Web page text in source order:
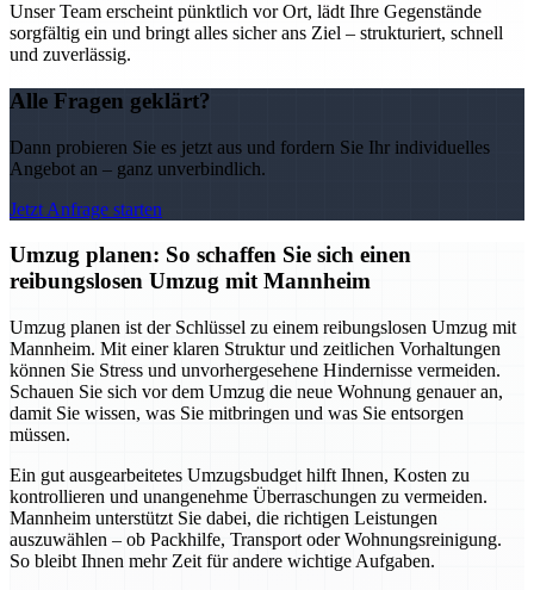
Unser Team erscheint pünktlich vor Ort, lädt Ihre Gegenstände
sorgfältig ein und bringt alles sicher ans Ziel – strukturiert, schnell
und zuverlässig.
Alle Fragen geklärt?
Dann probieren Sie es jetzt aus und fordern Sie Ihr individuelles
Angebot an – ganz unverbindlich.
Jetzt Anfrage starten
Umzug planen: So schaffen Sie sich einen
reibungslosen Umzug mit Mannheim
Umzug planen ist der Schlüssel zu einem reibungslosen Umzug mit
Mannheim. Mit einer klaren Struktur und zeitlichen Vorhaltungen
können Sie Stress und unvorhergesehene Hindernisse vermeiden.
Schauen Sie sich vor dem Umzug die neue Wohnung genauer an,
damit Sie wissen, was Sie mitbringen und was Sie entsorgen
müssen.
Ein gut ausgearbeitetes Umzugsbudget hilft Ihnen, Kosten zu
kontrollieren und unangenehme Überraschungen zu vermeiden.
Mannheim unterstützt Sie dabei, die richtigen Leistungen
auszuwählen – ob Packhilfe, Transport oder Wohnungsreinigung.
So bleibt Ihnen mehr Zeit für andere wichtige Aufgaben.